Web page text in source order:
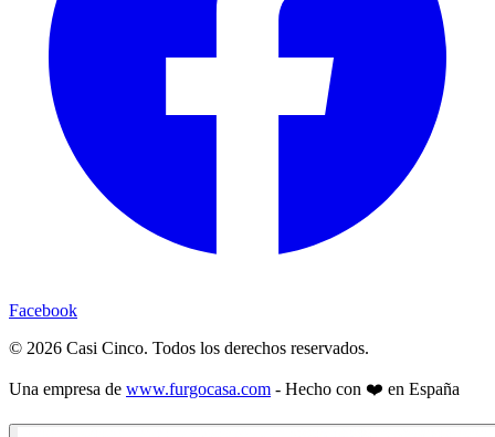
Facebook
© 2026 Casi Cinco. Todos los derechos reservados.
Una empresa de www.furgocasa.com - Hecho con ❤️ en España